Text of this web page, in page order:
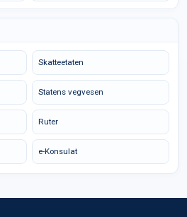
Skatteetaten
Statens vegvesen
Ruter
e-Konsulat